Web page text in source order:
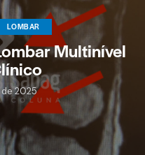
LOMBAR
Multinível
2025